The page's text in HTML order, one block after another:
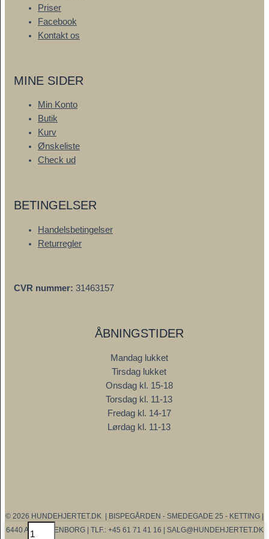
Priser
Facebook
Kontakt os
MINE SIDER
Min Konto
Butik
Kurv
Ønskeliste
Check ud
BETINGELSER
Handelsbetingelser
Returregler
CVR nummer: 31463157
ÅBNINGSTIDER
Mandag lukket
Tirsdag lukket
Onsdag kl. 15-18
Torsdag kl. 11-13
Fredag kl. 14-17
Lørdag kl. 11-13
© 2026 HUNDEHJERTET.DK | BISPEGÅRDEN - SMEDEGADE 25 - KETTING |
6440 AUGUSTENBORG | TLF.: +45 61 71 41 16 | SALG@HUNDEHJERTET.DK
Vitapetz